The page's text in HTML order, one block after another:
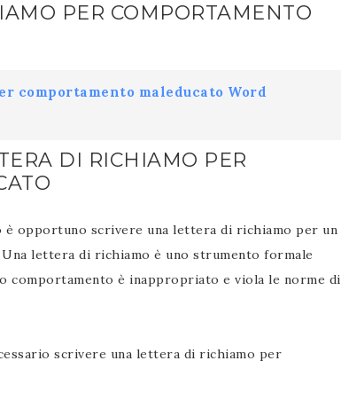
PER COMPORTAMENTO
comportamento maleducato Word
DI RICHIAMO PER
opportuno scrivere una lettera di richiamo per un
lettera di richiamo è uno strumento formale
comportamento è inappropriato e viola le norme di
scrivere una lettera di richiamo per